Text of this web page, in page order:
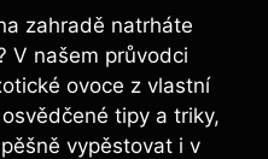
zahradě natrháte
V našem průvodci
ovoce z vlastní
tipy a triky,
vypěstovat i v